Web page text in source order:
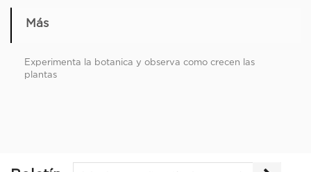
Más
Experimenta la botanica y observa como crecen las
plantas